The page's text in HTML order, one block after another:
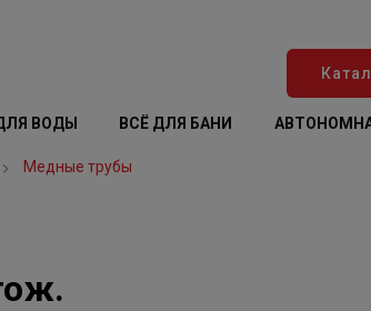
ВОДЫ ВСЁ ДЛЯ БАНИ
Медные трубы